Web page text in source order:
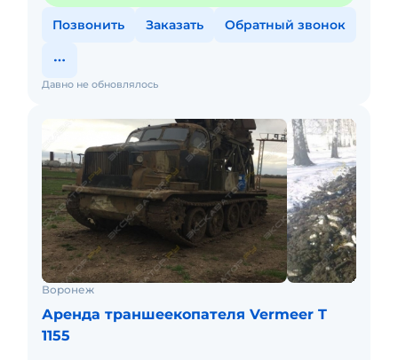
Позвонить Заказать Обратный звонок
Давно не обновлялось
Воронеж
Аренда траншеекопателя Vermeer T
1155